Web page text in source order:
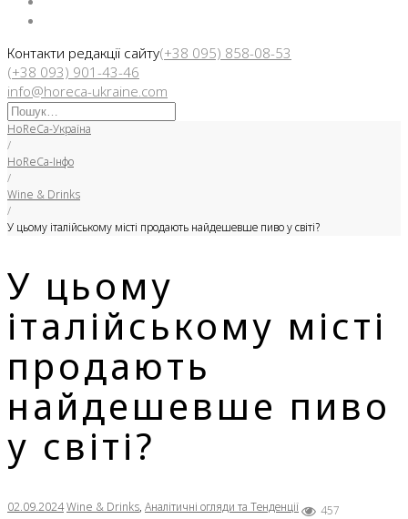
Контакти редакції сайту(+38 095) 858-08-53
(+38 093) 901-43-46
info@horeca-ukraine.com
Искать:
HoReCa-Україна
/
HoReCa-Інфо
/
Wine & Drinks
/
У цьому італійському місті продають найдешевше пиво у світі?
У цьому
італійському місті
продають
найдешевше пиво
у світі?
02.09.2024Wine & Drinks, Аналітичні огляди та Тенденції 457